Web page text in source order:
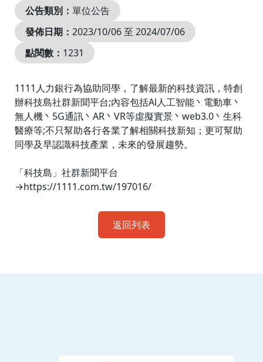
公告類別： 單位公告
發佈日期： 2023/10/06 至 2024/07/06
點閱數： 1231
1111人力銀行為協助同學，了解最新的科技資訊，特創
辦科技島社群新聞平台;內容包括Al人工智能丶電動車丶
無人機丶5G通訊丶AR丶VR等虛擬實景丶web3.0丶生科
醫療等;不只幫助各行各業了解相關科技新知；更可幫助
同學及早認識科技產業，未來的發展趨勢。
「科技島」社群新聞平台
→https://1111.com.tw/197016/
返回列表